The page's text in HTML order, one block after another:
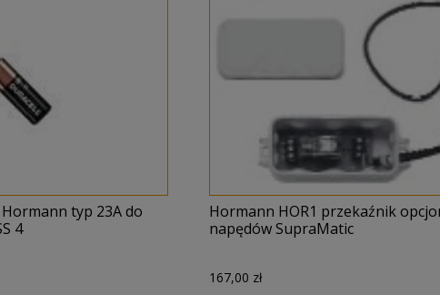
typ 23A do
4
Hormann HOR1 przekaźnik
napędów SupraMatic
167,00 zł